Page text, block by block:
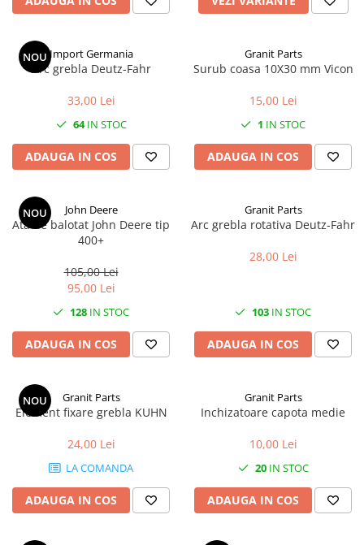
(4x4)
1.8.8. Cabluri ambreiaj și
1.8.10. Volante
NOUImport Germania
Arc grebla Deutz-Fahr
33,00 Lei
64IN STOC
ADAUGA IN COS
Granit Parts
Surub coasa 10X30 mm Vicon
15,00 Lei
1 IN STOC
ADAUGA IN COS
NOU John Deere
Ata de balotat John Deere tip
400+
105,00 Lei
95,00 Lei
128 IN STOC
ADAUGA IN COS
Granit Parts
Arc grebla rotativa Deutz-Fahr
28,00 Lei
103 IN STOC
ADAUGA IN COS
NOU Granit Parts
Element fixare grebla KUHN
24,00 Lei
LA COMANDA
ADAUGA IN COS
Granit Parts
Inchizatoare capota medie
10,00 Lei
20IN STOC
ADAUGA IN COS